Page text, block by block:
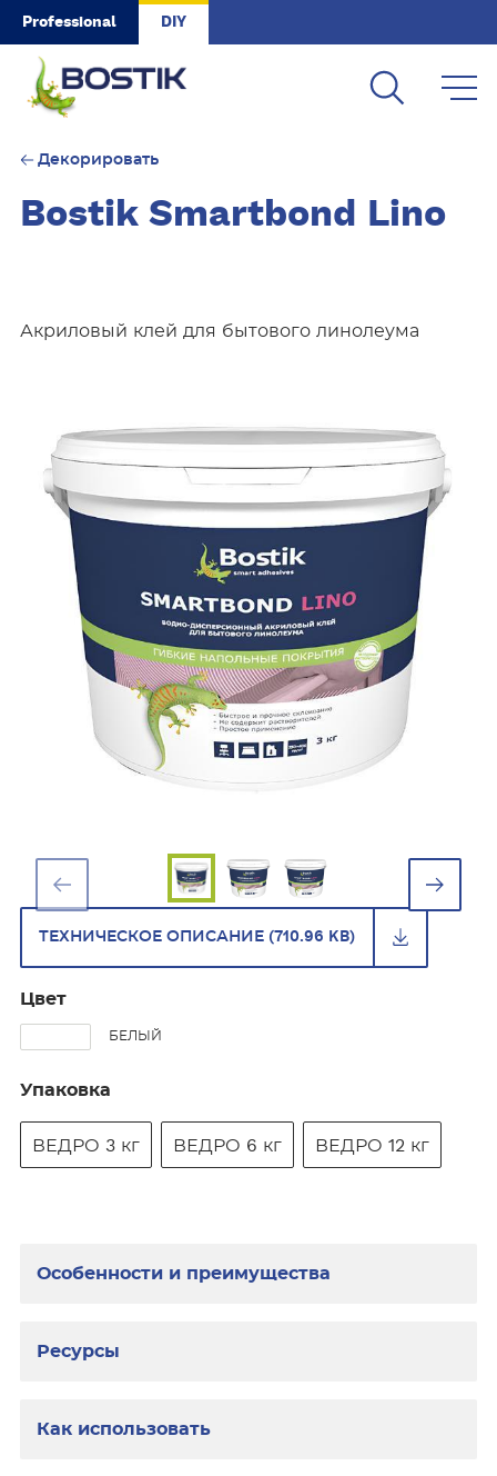
Skip to main content
Professional DIY
Декорировать
Bostik Smartbond Lino
Акриловый клей для бытового линолеума
ТЕХНИЧЕСКОЕ ОПИСАНИЕ (710.96 KB)
Цвет
БЕЛЫЙ
Упаковка
ВЕДРО 3 кг ВЕДРО 6 кг ВЕДРО 12 кг
Особенности и преимущества
Ресурсы
Как использовать